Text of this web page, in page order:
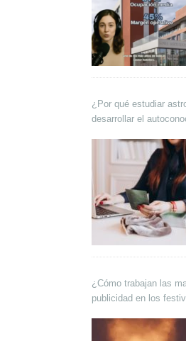
¿Por qué estudiar
desarrollar el
¿Cómo trabajan las
publicidad en los